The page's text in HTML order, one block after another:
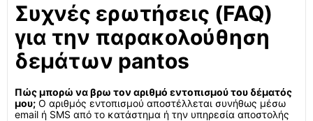
Συχνές ερωτήσεις (FAQ)
για την παρακολούθηση
δεμάτων pantos
Πώς μπορώ να βρω τον αριθμό εντοπισμού του δέματός
μου; Ο αριθμός εντοπισμού αποστέλλεται συνήθως μέσω
email ή SMS από το κατάστημα ή την υπηρεσία αποστολής